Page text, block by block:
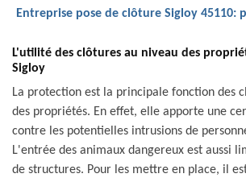
Entreprise pose de clôture Sigloy 45110:
L'utilité des clôtures au niveau des
Sigloy
La protection est la principale fonction des
des propriétés. En effet, elle apporte une
contre les potentielles intrusions de
L'entrée des animaux dangereux est aussi
de structures. Pour les mettre en place, il